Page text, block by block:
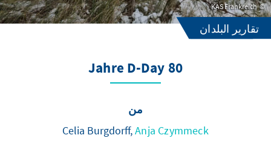
KAS Frankreich
تقارير البلدان
80 Jahre D-Day
من
Celia Burgdorff,Anja Czymmeck